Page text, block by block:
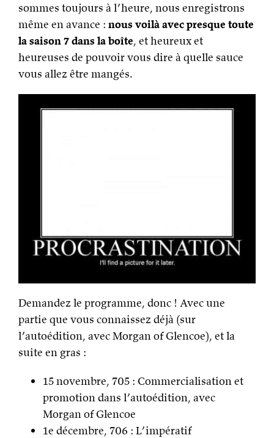
7
sommes toujours à l’heure, nous enregistrons
même en avance : nous voilà avec presque toute
la saison 7 dans la boîte, et heureux et
heureuses de pouvoir vous dire à quelle sauce
vous allez être mangés.
Demandez le programme, donc ! Avec une
partie que vous connaissez déjà (sur
l’autoédition, avec Morgan of Glencoe), et la
suite en gras :
15 novembre, 705 : Commercialisation et
promotion dans l’autoédition, avec
Morgan of Glencoe
1e décembre, 706 : L’impératif